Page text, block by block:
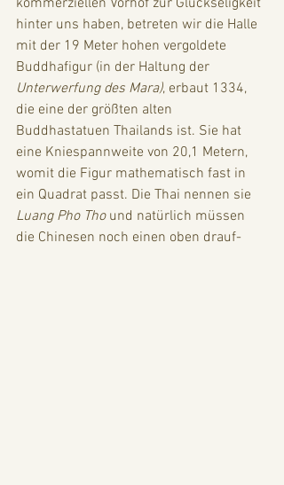
kommerziellen Vorhof zur Glückseligkeit
hinter uns haben, betreten wir die Halle
mit der 19 Meter hohen vergoldete
Buddhafigur (in der Haltung der
Unterwerfung des Mara), erbaut 1334,
die eine der größten alten
Buddhastatuen Thailands ist. Sie hat
eine Kniespannweite von 20,1 Metern,
womit die Figur mathematisch fast in
ein Quadrat passt. Die Thai nennen sie
Luang Pho Tho und natürlich müssen
die Chinesen noch einen oben drauf-